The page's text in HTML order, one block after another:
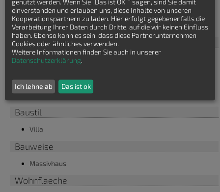
Häuser finden
Einfamilienhaus Villa
Haustyp
Bauhaus
Stadtvilla
Winkelbungalow
Baustil
Villa
Bauweise
Massivhaus
Wohnflaeche
genutzt werden. Wenn Sie „Das ist OK. “ sagen, sind Sie damit
einverstanden und erlauben uns, diese Inhalte von unseren
Kooperationspartnern zu laden. Hier erfolgt gegebenenfalls die
Verarbeitung Ihrer Daten durch Dritte, auf die wir keinen Einfluss
haben. Ebenso kann es sein, dass diese Partnerunternehmen
Cookies oder ähnliches verwenden.
Weitere Informationen finden Sie auch in unserer
Datenschutzerklärung.
Ich lehne ab Das ist ok